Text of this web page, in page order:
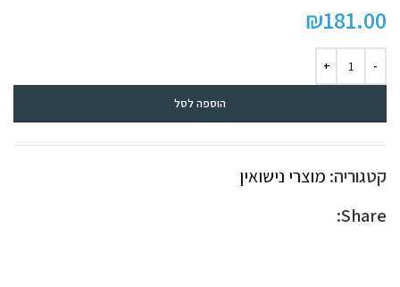
₪181.00
הוספה לסל
קטגוריה: מוצרי נישואין
Share: